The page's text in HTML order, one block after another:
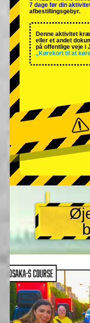
7 dage før din
afbestillingsgebyr.
Denne aktivitet
eller et andet
på offentlige veje i
„Kørekort til at